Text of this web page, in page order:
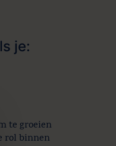
je:
te groeien
rol binnen